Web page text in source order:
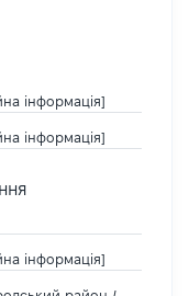
інформація]
інформація]
інформація]